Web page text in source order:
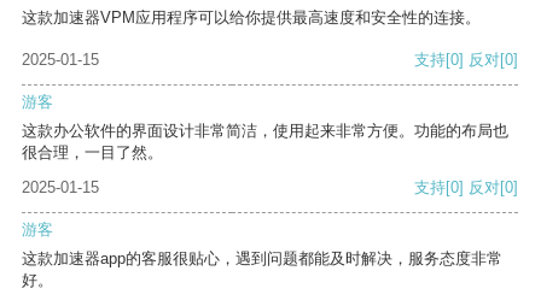
这款加速器VPM应用程序可以给你提供最高速度和安全性的连接。
2025-01-15 支持[0] 反对[0]
游客
这款办公软件的界面设计非常简洁，使用起来非常方便。功能的布局也
很合理，一目了然。
2025-01-15
支持[0] 反对[0]
游客
这款加速器app的客服很贴心，遇到问题都能及时解决，服务态度非常
好。